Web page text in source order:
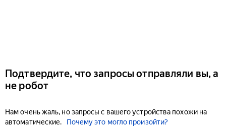
Подтвердите, что запросы отправляли вы, а
не робот
Нам очень жаль, но запросы с вашего устройства похожи на
автоматические.
Почему это могло произойти?